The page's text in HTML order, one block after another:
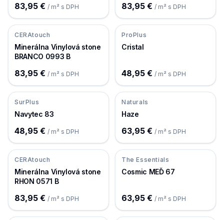
83,95 € / m² s DPH 83,95 € / m² s DPH
CERAtouch
Minerálna Vinylová stone
BRANCO 0993 B
83,95 € / m² s DPH
ProPlus
Cristal
48,95 € / m² s DPH
SurPlus
Navytec 83
48,95 € / m² s DPH
Naturals
Haze
63,95 € / m² s DPH
CERAtouch
Minerálna Vinylová stone
RHON 0571 B
83,95 € / m² s DPH
The Essentials
Cosmic MEĎ 67
63,95 € / m² s DPH